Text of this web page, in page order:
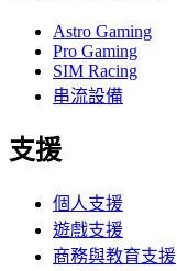
Astro Gaming
Pro Gaming
SIM Racing
串流設備
支援
個人支援
遊戲支援
商務與教育支援